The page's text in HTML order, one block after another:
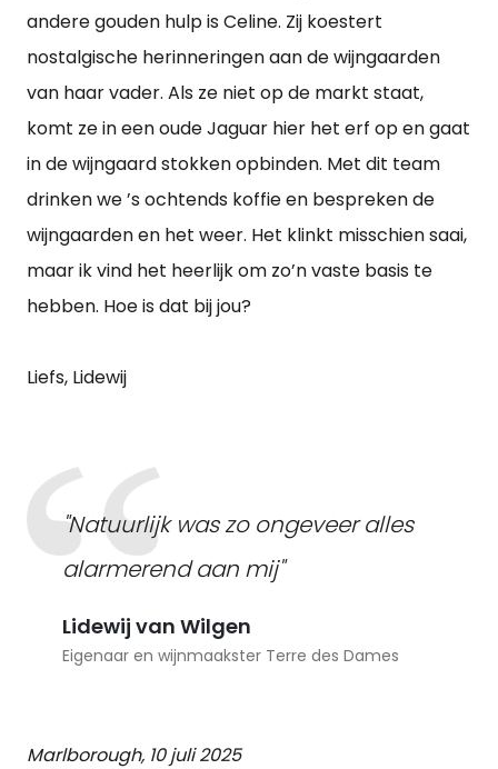
andere gouden hulp is Celine. Zij koestert
nostalgische herinneringen aan de wijngaarden
van haar vader. Als ze niet op de markt staat,
komt ze in een oude Jaguar hier het erf op en gaat
in de wijngaard stokken opbinden. Met dit team
drinken we ’s ochtends koffie en bespreken de
wijngaarden en het weer. Het klinkt misschien saai,
maar ik vind het heerlijk om zo’n vaste basis te
hebben. Hoe is dat bij jou?
Liefs, Lidewij
"Natuurlijk was zo ongeveer alles
alarmerend aan mij"
Lidewij van Wilgen
Eigenaar en wijnmaakster Terre des Dames
Marlborough, 10 juli 2025